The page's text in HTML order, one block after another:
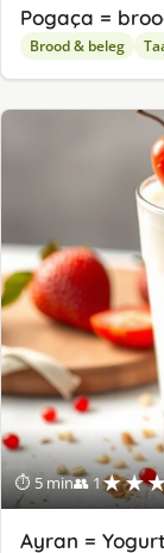
Pogaça =
Brood & beleg
⏱ 5 min👥 1
Ayran =